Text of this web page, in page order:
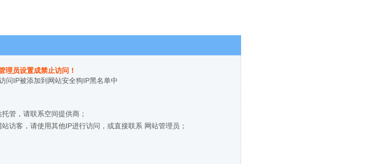
理员设置成禁止访问！
问IP被添加到网站安全狗IP黑名单中
管，请联系空间提供商；
访客，请使用其他IP进行访问，或直接联系 网站管理员；